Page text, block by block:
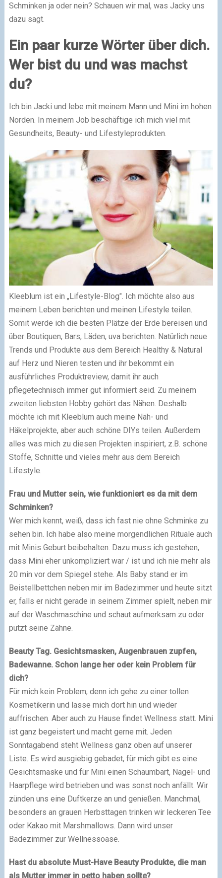
Schminken ja oder nein? Schauen wir mal, was Jacky uns
dazu sagt.
Ein paar kurze Wörter über dich.
Wer bist du und was machst
du?
Ich bin Jacki und lebe mit meinem Mann und Mini im hohen
Norden. In meinem Job beschäftige ich mich viel mit
Gesundheits, Beauty- und Lifestyleprodukten.
Kleeblum ist ein „Lifestyle-Blog". Ich möchte also aus
meinem Leben berichten und meinen Lifestyle teilen.
Somit werde ich die besten Plätze der Erde bereisen und
über Boutiquen, Bars, Läden, uva berichten. Natürlich neue
Trends und Produkte aus dem Bereich Healthy & Natural
auf Herz und Nieren testen und ihr bekommt ein
ausführliches Produktreview, damit ihr auch
pflegetechnisch immer gut informiert seid. Zu meinem
zweiten liebsten Hobby gehört das Nähen. Deshalb
möchte ich mit Kleeblum auch meine Näh- und
Häkelprojekte, aber auch schöne DIYs teilen. Außerdem
alles was mich zu diesen Projekten inspiriert, z.B. schöne
Stoffe, Schnitte und vieles mehr aus dem Bereich
Lifestyle.
Frau und Mutter sein, wie funktioniert es da mit dem
Schminken?
Wer mich kennt, weiß, dass ich fast nie ohne Schminke zu
sehen bin. Ich habe also meine morgendlichen Rituale auch
mit Minis Geburt beibehalten. Dazu muss ich gestehen,
dass Mini eher unkompliziert war / ist und ich nie mehr als
20 min vor dem Spiegel stehe. Als Baby stand er im
Beistellbettchen neben mir im Badezimmer und heute sitzt
er, falls er nicht gerade in seinem Zimmer spielt, neben mir
auf der Waschmaschine und schaut aufmerksam zu oder
putzt seine Zähne.
Beauty Tag. Gesichtsmasken, Augenbrauen zupfen,
Badewanne. Schon lange her oder kein Problem für
dich?
Für mich kein Problem, denn ich gehe zu einer tollen
Kosmetikerin und lasse mich dort hin und wieder
auffrischen. Aber auch zu Hause findet Wellness statt. Mini
ist ganz begeistert und macht gerne mit. Jeden
Sonntagabend steht Wellness ganz oben auf unserer
Liste. Es wird ausgiebig gebadet, für mich gibt es eine
Gesichtsmaske und für Mini einen Schaumbart, Nagel- und
Haarpflege wird betrieben und was sonst noch anfällt. Wir
zünden uns eine Duftkerze an und genießen. Manchmal,
besonders an grauen Herbsttagen trinken wir leckeren Tee
oder Kakao mit Marshmallows. Dann wird unser
Badezimmer zur Wellnessoase.
Hast du absolute Must-Have Beauty Produkte, die man
als Mutter immer in petto haben sollte?